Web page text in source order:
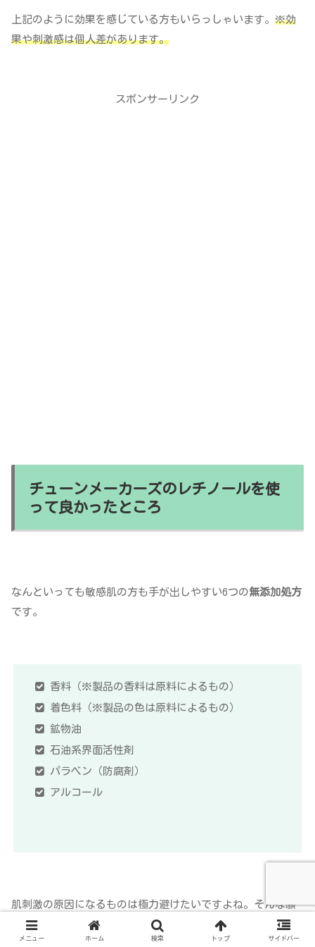
上記のように効果を感じている方もいらっしゃいます。 ※効
果や刺激感は個人差があります。
スポンサーリンク
チューンメーカーズのレチノールを使
って良かったところ
なんといっても敏感肌の方も手が出しやすい6つの無添加処方
です。
香料（※製品の香料は原料によるもの）
着色料（※製品の色は原料によるもの）
鉱物油
石油系界面活性剤
パラベン（防腐剤）
アルコール
肌刺激の原因になるものは極力避けたいですよね。そんな願
いを叶える優しい処方です。
メニュー ホーム 検索 トップ サイドバー